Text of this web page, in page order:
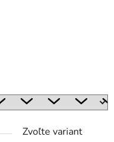
Zvoľte variant